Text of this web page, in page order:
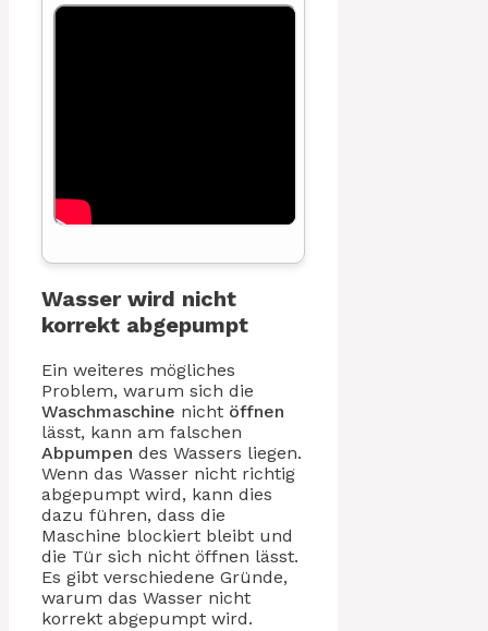
Wasser wird nicht
korrekt abgepumpt
Ein weiteres mögliches
Problem, warum sich die
Waschmaschine nicht öffnen
lässt, kann am falschen
Abpumpen des Wassers liegen.
Wenn das Wasser nicht richtig
abgepumpt wird, kann dies
dazu führen, dass die
Maschine blockiert bleibt und
die Tür sich nicht öffnen lässt.
Es gibt verschiedene Gründe,
warum das Wasser nicht
korrekt abgepumpt wird.